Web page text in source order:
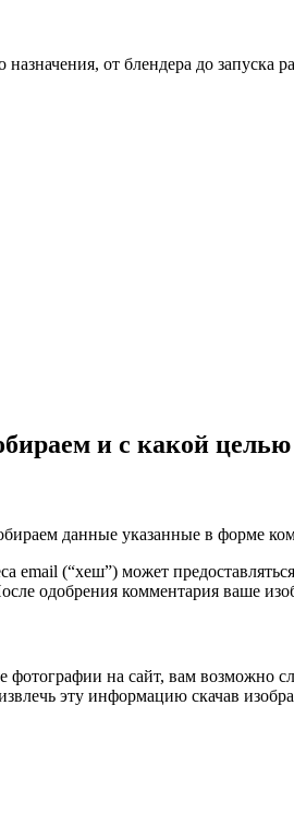
от блендера до запуска
и с какой целью
данные указанные в форме
email (“хеш”) может
одобрения комментария ваше
фотографии на сайт, вам возможно
эту информацию скачав